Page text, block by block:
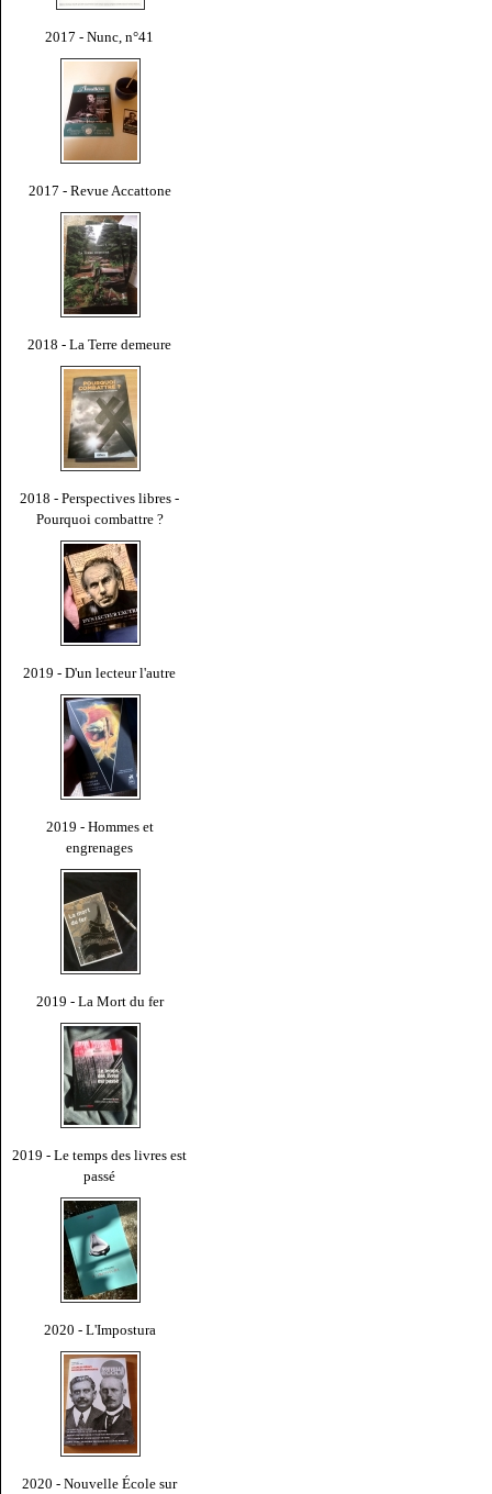
2017 - Nunc, n°41
2017 - Revue Accattone
2018 - La Terre demeure
2018 - Perspectives libres -
Pourquoi combattre ?
2019 - D'un lecteur l'autre
2019 - Hommes et
engrenages
2019 - La Mort du fer
2019 - Le temps des livres est
passé
2020 - L'Impostura
2020 - Nouvelle École sur